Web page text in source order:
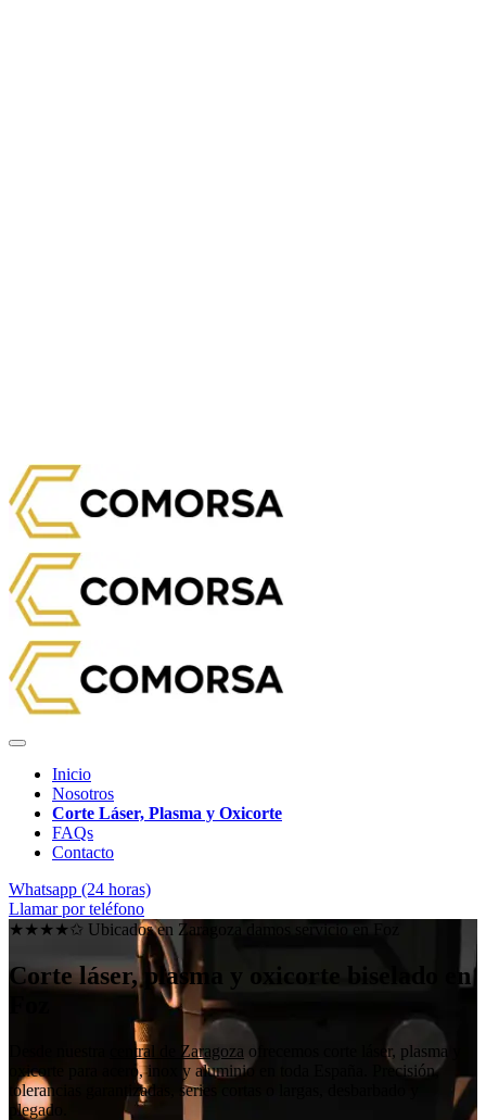
Inicio
Nosotros
Corte Láser, Plasma y Oxicorte
FAQs
Contacto
Whatsapp (24 horas)
Llamar por teléfono
★★★★✩ Ubicados en Zaragoza damos servicio en
Corte láser, plasma y oxicorte biselado en
central de Zaragoza ofrecemos corte láser, plasma y
oxicorte para acero, inox y aluminio en toda España. Precisión,
tolerancias garantizadas, series cortas o largas, desbarbado y
plegado.